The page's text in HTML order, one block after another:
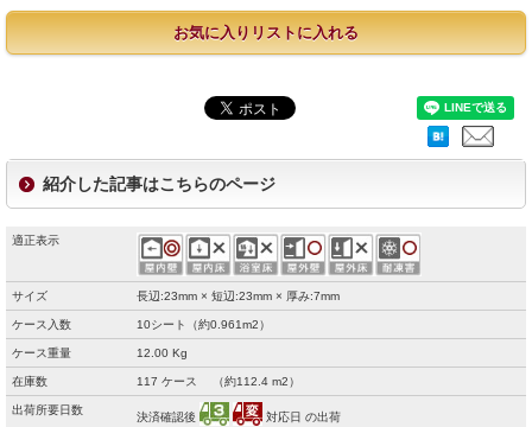
お気に入りリストに入れる
紹介した記事はこちらのページ
適正表示
サイズ 長辺:23mm × 短辺:23mm × 厚み:7mm
ケース入数 10シート（約0.961m2）
ケース重量 12.00 Kg
在庫数 117 ケース （約112.4 m2）
出荷所要日数
決済確認後 対応日 の出荷